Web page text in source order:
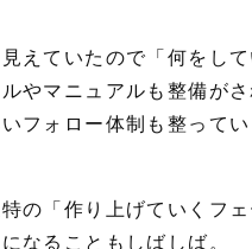
えていたので「何をし
やマニュアルも整備が
フォロー体制も整ってい
の「作り上げていくフ
なることもしばしば。